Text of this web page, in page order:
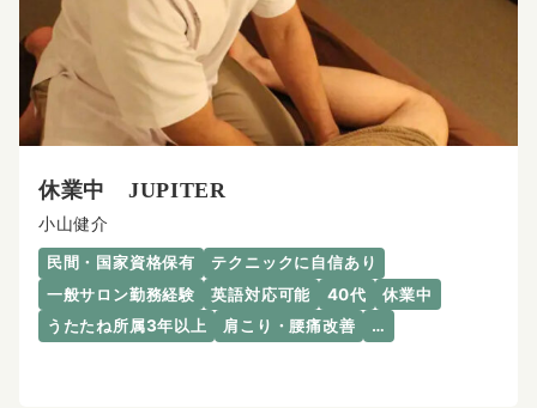
休業中 JUPITER
小山健介
民間・国家資格保有
テクニックに自信あり
一般サロン勤務経験
英語対応可能 40代
休業中
うたたね所属3年以上
肩こり・腰痛改善 …